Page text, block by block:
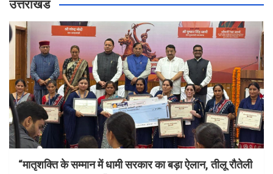
उत्तराखंड
“मातृशक्ति के सम्मान में धामी सरकार का बड़ा ऐलान, तीलू रौतेली